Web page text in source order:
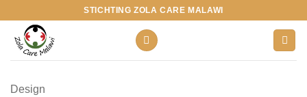
inhoud
STICHTING ZOLA CARE MALAWI
Design